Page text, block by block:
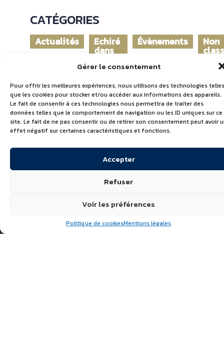
Gérer le consentement
Pour offrir les meilleures expériences, nous utilisons des technologies telles
que les cookies pour stocker et/ou accéder aux informations des appareils.
Le fait de consentir à ces technologies nous permettra de traiter des
données telles que le comportement de navigation ou les ID uniques sur ce
site. Le fait de ne pas consentir ou de retirer son consentement peut avoir
effet négatif sur certaines caractéristiques et fonctions.
Accepter
Refuser
Voir les préférences
Politique de cookiesMentions légales
CATÉGORIES
Actualités Echiré
dans
monde
Évènements Non